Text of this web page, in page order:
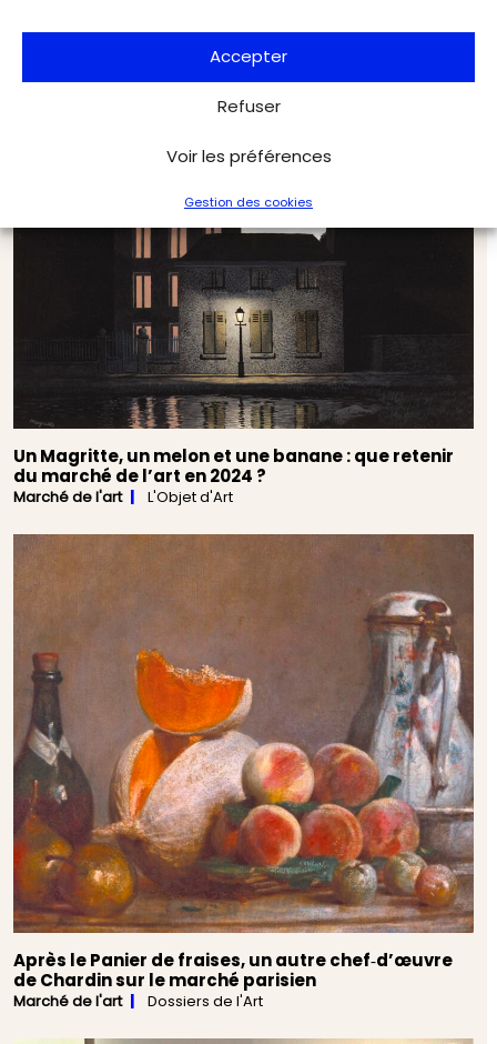
Accepter
Refuser
Voir les préférences
Gestion des cookies
Un Magritte, un melon et une banane : que retenir
du marché de l’art en 2024 ?
Marché de l'art L'Objet d'Art
Après le Panier de fraises, un autre chef‑d’œuvre
de Chardin sur le marché parisien
Marché de l'art Dossiers de l'Art